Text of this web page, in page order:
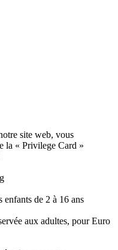
site web, vous
la « Privilege Card »
de 2 à 16 ans
aux adultes, pour Euro